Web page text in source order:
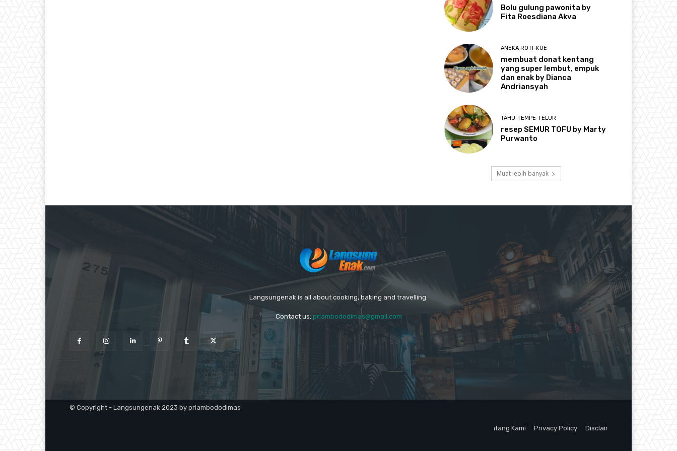
Bolu gulung pawonita by
Fita Roesdiana Akva
ANEKA ROTI-KUE
membuat donat kentang
yang super lembut, empuk
dan enak by Dianca
Andriansyah
TAHU-TEMPE-TELUR
resep SEMUR TOFU by Marty
Purwanto
Muat lebih banyak
Langsungenak is all about cooking, baking and travelling.
Contact us: priambododimas@gmail.com
© Copyright - Langsungenak 2023 by priambododimas
Tentang Kami Privacy Policy Disclaimer